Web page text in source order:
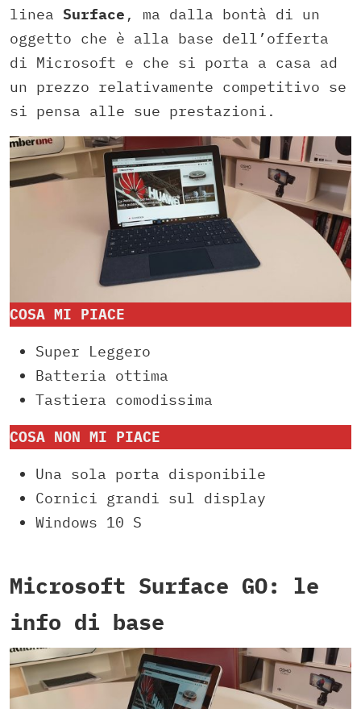
linea Surface , ma dalla bontà di un
oggetto che è alla base dell’offerta
di Microsoft e che si porta a casa ad
un prezzo relativamente competitivo se
si pensa alle sue prestazioni.
COSA MI PIACE
Super Leggero
Batteria ottima
Tastiera comodissima
COSA NON MI PIACE
Una sola porta disponibile
Cornici grandi sul display
Windows 10 S
Microsoft Surface GO: le
info di base